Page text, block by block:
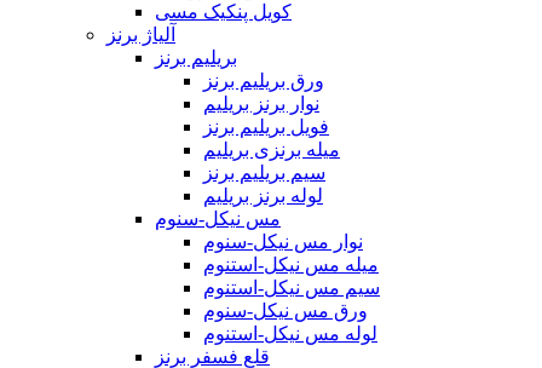
کویل پنکیک مسی
آلیاژ برنز
بریلیم برنز
ورق بریلیم برنز
نوار برنز بریلیم
فویل بریلیم برنز
میله برنزی بریلیم
سیم بریلیم برنز
لوله برنز بریلیم
مس نیکل-سنوم
نوار مس نیکل-سنوم
میله مس نیکل-استنوم
سیم مس نیکل-استنوم
ورق مس نیکل-سنوم
لوله مس نیکل-استنوم
قلع فسفر برنز